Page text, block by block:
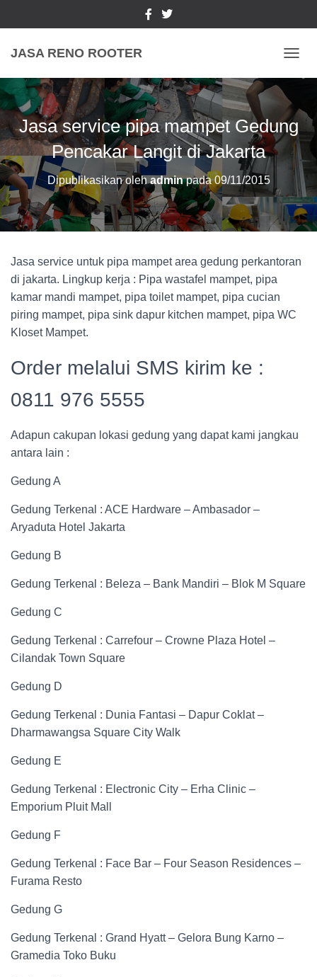
JASA RENO ROOTER
Jasa service pipa mampet Gedung
Pencakar Langit di Jakarta
Dipublikasikan olehadminpada09/11/2015
Jasa service untuk pipa mampet area gedung perkantoran
di jakarta. Lingkup kerja : Pipa wastafel mampet, pipa
kamar mandi mampet, pipa toilet mampet, pipa cucian
piring mampet, pipa sink dapur kitchen mampet, pipa WC
Kloset Mampet.
Order melalui SMS kirim ke :
0811 976 5555
Adapun cakupan lokasi gedung yang dapat kami jangkau
antara lain :
Gedung A
Gedung Terkenal : ACE Hardware – Ambasador –
Aryaduta Hotel Jakarta
Gedung B
Gedung Terkenal : Beleza – Bank Mandiri – Blok M Square
Gedung C
Gedung Terkenal : Carrefour – Crowne Plaza Hotel –
Cilandak Town Square
Gedung D
Gedung Terkenal : Dunia Fantasi – Dapur Coklat –
Dharmawangsa Square City Walk
Gedung E
Gedung Terkenal : Electronic City – Erha Clinic –
Emporium Pluit Mall
Gedung F
Gedung Terkenal : Face Bar – Four Season Residences –
Furama Resto
Gedung G
Gedung Terkenal : Grand Hyatt – Gelora Bung Karno –
Gramedia Toko Buku